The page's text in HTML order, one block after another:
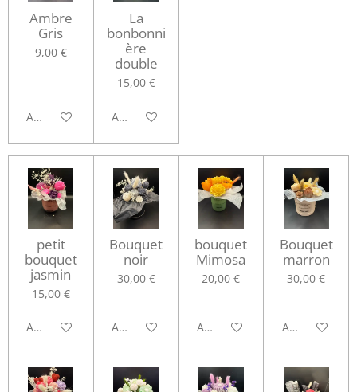
Ambre
Gris
9,00 €
Ajouter au panier
La
bonbonni
ère
double
15,00 €
Ajouter au panier
petit
bouquet
jasmin
15,00 €
Ajouter au panier
Bouquet
noir
30,00 €
Ajouter au panier
bouquet
Mimosa
20,00 €
Ajouter au panier
Bouquet
marron
30,00 €
Ajouter au